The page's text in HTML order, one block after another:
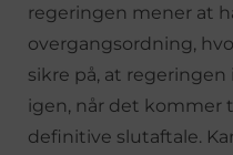
regeringen mener at
overgangsordning,
sikre på, at
igen, når det kommer
definitive slutaftale.